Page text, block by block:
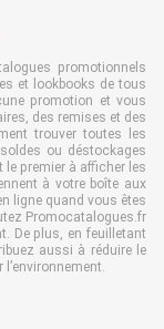
promotionnels
et lookbooks de tous
promotion et vous
des remises et des
trouver toutes les
ou déstockages
premier à afficher les
à votre boîte aux
ligne quand vous êtes
Promocatalogues.fr
De plus, en feuilletant
aussi à réduire le